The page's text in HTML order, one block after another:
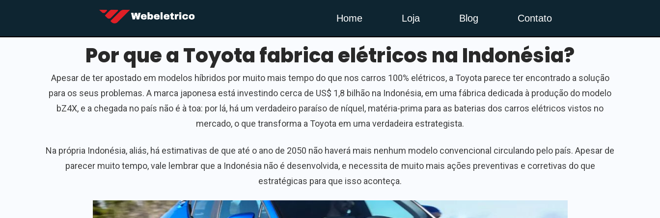
Home Loja Blog Contato
Por que a Toyota fabrica elétricos na Indonésia?
Apesar de ter apostado em modelos híbridos por muito mais tempo do que nos carros 100% elétricos, a Toyota parece ter encontrado a solução
para os seus problemas. A marca japonesa está investindo cerca de US$ 1,8 bilhão na Indonésia, em uma fábrica dedicada à produção do modelo
bZ4X, e a chegada no país não é à toa: por lá, há um verdadeiro paraíso de níquel, matéria-prima para as baterias dos carros elétricos vistos no
mercado, o que transforma a Toyota em uma verdadeira estrategista.
Na própria Indonésia, aliás, há estimativas de que até o ano de 2050 não haverá mais nenhum modelo convencional circulando pelo país. Apesar de
parecer muito tempo, vale lembrar que a Indonésia não é desenvolvida, e necessita de muito mais ações preventivas e corretivas do que
estratégicas para que isso aconteça.